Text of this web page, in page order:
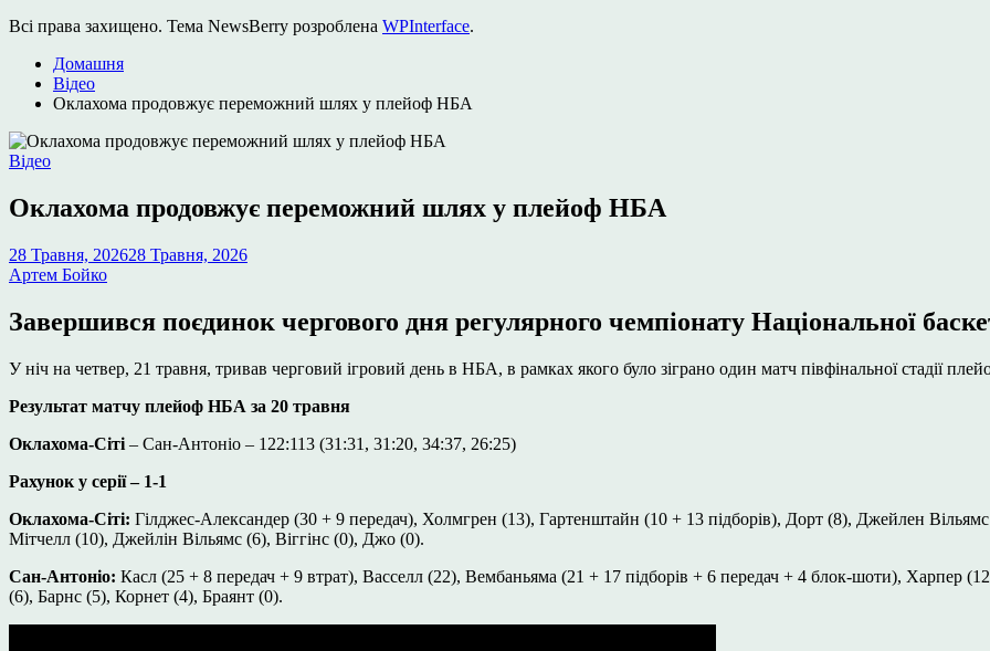
Всі права захищено. Тема NewsBerry розроблена WPInterface.
Домашня
Відео
Оклахома продовжує переможний шлях у плейоф НБА
Опублікувати
Відео
Оклахома продовжує переможний шлях у плейоф НБА
28 Травня, 202628 Травня, 2026
Артем Бойко
Завершився поєдинок чергового дня регулярного чемпіонату Національної
У ніч на четвер, 21 травня, тривав черговий ігровий день в НБА, в рамках якого було зіграно один матч півфінальної стадії
Результат матчу плейоф НБА за 20 травня
Оклахома-Сіті – Сан-Антоніо – 122:113 (31:31, 31:20, 34:37, 26:25)
Рахунок у серії – 1-1
Оклахома-Сіті: Гілджес-Александер (30 + 9 передач), Холмгрен (13), Гартенштайн (10 + 13 підборів), Дорт (8), Джейлен
Мітчелл (10), Джейлін Вільямс (6), Віггінс (0), Джо (0).
Сан-Антоніо: Касл (25 + 8 передач + 9 втрат), Васселл (22), Вембаньяма (21 + 17 підборів + 6 передач + 4 блок-шоти), Харпер
(6), Барнс (5), Корнет (4), Браянт (0).